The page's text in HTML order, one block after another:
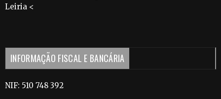
Leiria <
INFORMAÇÃO FISCAL E BANCÁRIA
NIF: 510 748 392